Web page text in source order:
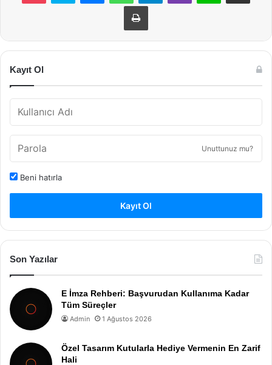
Yazdır
Kayıt Ol
Unuttunuz mu?
Beni hatırla
Kayıt Ol
Son Yazılar
E İmza Rehberi: Başvurudan Kullanıma Kadar
Tüm Süreçler
Admin 1 Ağustos 2026
Özel Tasarım Kutularla Hediye Vermenin En Zarif
Hali